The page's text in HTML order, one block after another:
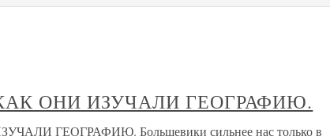
ОНИ ИЗУЧАЛИ ГЕОГРАФИЮ.
ГЕОГРАФИЮ. Большевики сильнее нас только в